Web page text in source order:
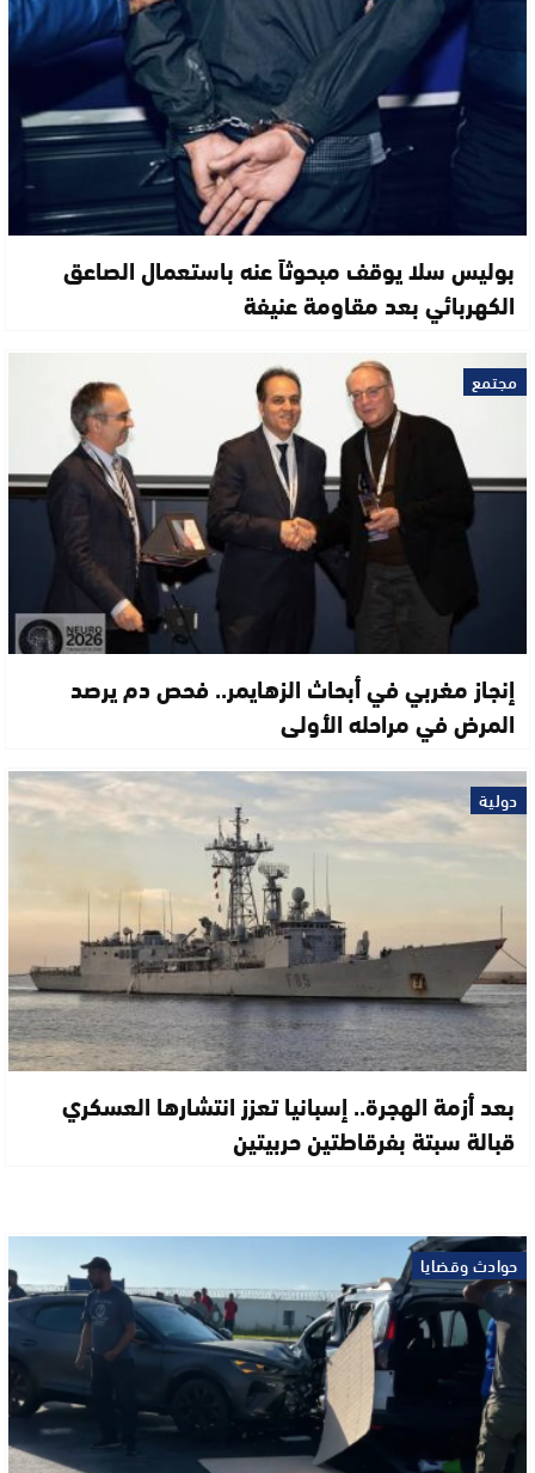
بوليس سلا يوقف مبحوثاً عنه باستعمال الصاعق
الكهربائي بعد مقاومة عنيفة
مجتمع
إنجاز مغربي في أبحاث الزهايمر.. فحص دم يرصد
المرض في مراحله الأولى
دولية
بعد أزمة الهجرة.. إسبانيا تعزز انتشارها العسكري
قبالة سبتة بفرقاطتين حربيتين
حوادث وقضايا